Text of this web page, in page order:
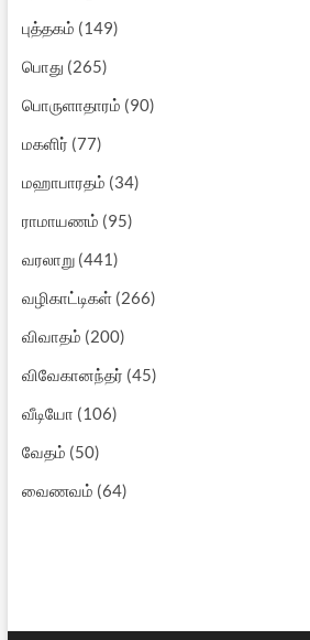
புத்தகம் (149)
பொது (265)
பொருளாதாரம் (90)
மகளிர் (77)
மஹாபாரதம் (34)
ராமாயணம் (95)
வரலாறு(441)
வழிகாட்டிகள்(266)
விவாதம் (200)
விவேகானந்தர் (45)
வீடியோ (106)
வேதம் (50)
வைணவம் (64)